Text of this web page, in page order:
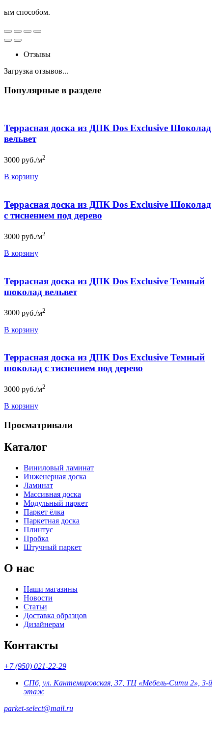
ым способом.
Отзывы
Загрузка отзывов...
Популярные в разделе
Террасная доска из ДПК Dos Exclusive Шоколад
вельвет
3000 руб./м2
В корзину
Террасная доска из ДПК Dos Exclusive Шоколад
c тиснением под дерево
3000 руб./м2
В корзину
Террасная доска из ДПК Dos Exclusive Темный
шоколад вельвет
3000 руб./м2
В корзину
Террасная доска из ДПК Dos Exclusive Темный
шоколад с тиснением под дерево
3000 руб./м2
В корзину
Просматривали
Каталог
Виниловый ламинат
Инженерная доска
Ламинат
Массивная доска
Модульный паркет
Паркет ёлка
Паркетная доска
Плинтус
Пробка
Штучный паркет
О нас
Наши магазины
Новости
Статьи
Доставка образцов
Дизайнерам
Контакты
+7 (950) 021-22-29
СПб, ул. Кантемировская, 37, ТЦ «Мебель-Сити 2», 3-й
этаж
parket-select@mail.ru